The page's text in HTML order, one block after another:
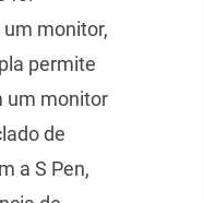
monitor,
permite
um monitor
de
a S Pen,